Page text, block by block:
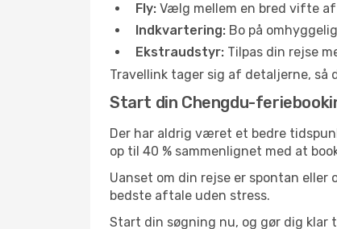
Fly: Vælg mellem en bred vifte af
Indkvartering: Bo på
Ekstraudstyr: Tilpas din rejse
Travellink tager sig af detaljerne,
Start din Chengdu-
Der har aldrig været et bedre
op til 40 % sammenlignet med at
Uanset om din rejse er spontan
bedste aftale uden stress.
Start din søgning nu, og gør dig klar